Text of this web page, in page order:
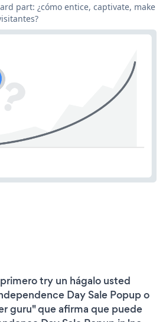
part: ¿cómo entice, captivate, make
try un hágalo usted
Day Sale Popup o
guru" que afirma que puede